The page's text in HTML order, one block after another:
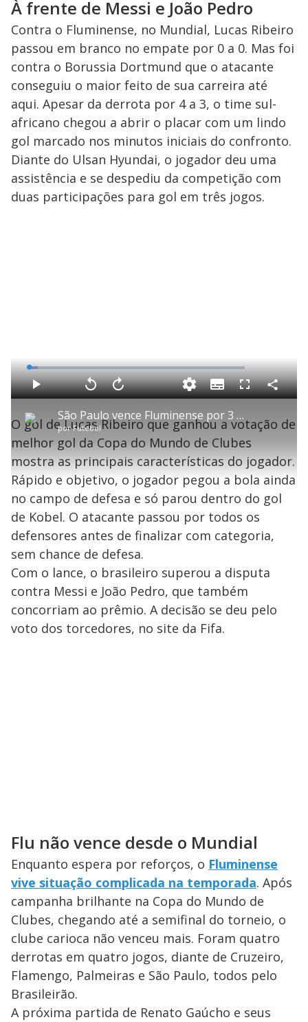
À frente de Messi e João Pedro
Contra o Fluminense, no Mundial, Lucas Ribeiro
passou em branco no empate por 0 a 0. Mas foi
contra o Borussia Dortmund que o atacante
conseguiu o maior feito de sua carreira até
aqui. Apesar da derrota por 4 a 3, o time sul-
africano chegou a abrir o placar com um lindo
gol marcado nos minutos iniciais do confronto.
Diante do Ulsan Hyundai, o jogador deu uma
assistência e se despediu da competição com
duas participações para gol em três jogos.
P
l
a
y
V
i
São Paulo vence Fluminense por 3 x 1 com gol de estreante
porFutebol
P V
t
a
r
0
e
g
n
d
s
A
n
ç
a
1
0
e
u
n
o
s
M
u
d
o
L
o
a
d
e
4
.
2
2
%
S
u
b
i
t
s
F
s
c
e
n
C
o
a
r
a
O gol de Lucas Ribeiro que ganhou a votação de
melhor gol da Copa do Mundo de Clubes
mostra as principais características do jogador.
Rápido e objetivo, o jogador pegou a bola ainda
no campo de defesa e só parou dentro do gol
de Kobel. O atacante passou por todos os
defensores antes de finalizar com categoria,
sem chance de defesa.
Com o lance, o brasileiro superou a disputa
contra Messi e João Pedro, que também
concorriam ao prêmio. A decisão se deu pelo
voto dos torcedores, no site da Fifa.
Flu não vence desde o Mundial
Enquanto espera por reforços, o Fluminense
vive situação complicada na temporada. Após
campanha brilhante na Copa do Mundo de
Clubes, chegando até a semifinal do torneio, o
clube carioca não venceu mais. Foram quatro
derrotas em quatro jogos, diante de Cruzeiro,
Flamengo, Palmeiras e São Paulo, todos pelo
Brasileirão.
A próxima partida de Renato Gaúcho e seus